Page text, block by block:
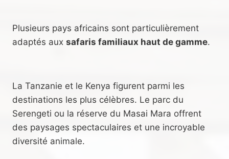
Plusieurs pays africains sont particulièrement
adaptés aux safaris familiaux haut de gamme.
La Tanzanie et le Kenya figurent parmi les
destinations les plus célèbres. Le parc du
Serengeti ou la réserve du Masai Mara offrent
des paysages spectaculaires et une incroyable
diversité animale.